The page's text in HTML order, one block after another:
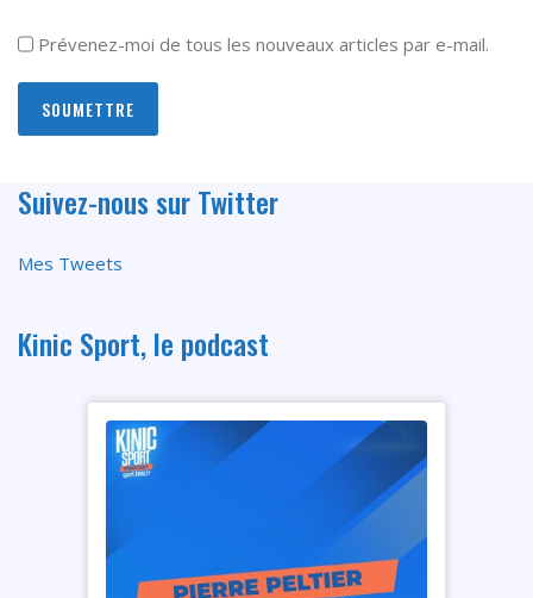
Prévenez-moi de tous les nouveaux articles par e-mail.
Suivez-nous sur Twitter
Mes Tweets
Kinic Sport, le podcast